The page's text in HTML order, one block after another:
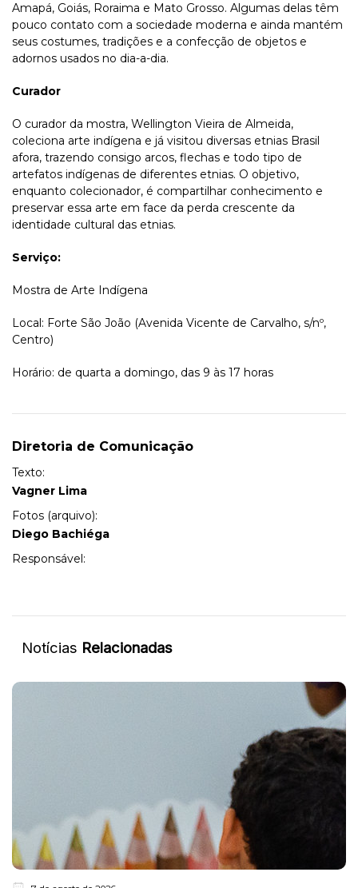
Amapá, Goiás, Roraima e Mato Grosso. Algumas delas têm
pouco contato com a sociedade moderna e ainda mantém
seus costumes, tradições e a confecção de objetos e
adornos usados no dia-a-dia.
Curador
O curador da mostra, Wellington Vieira de Almeida,
coleciona arte indígena e já visitou diversas etnias Brasil
afora, trazendo consigo arcos, flechas e todo tipo de
artefatos indígenas de diferentes etnias. O objetivo,
enquanto colecionador, é compartilhar conhecimento e
preservar essa arte em face da perda crescente da
identidade cultural das etnias.
Serviço:
Mostra de Arte Indígena
Local: Forte São João (Avenida Vicente de Carvalho, s/nº,
Centro)
Horário: de quarta a domingo, das 9 às 17 horas
Diretoria de Comunicação
Texto:
Vagner Lima
Fotos (arquivo):
Diego Bachiéga
Responsável:
Notícias Relacionadas